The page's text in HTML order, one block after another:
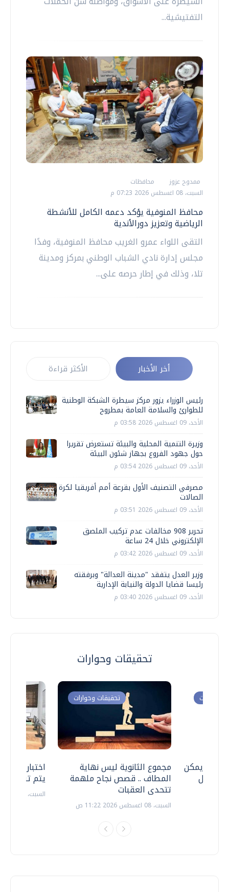
التفتيشية...
ممدوح عزوز
محافظات
السبت، 08 اغسطس 2026 07:23 م
محافظ المنوفية يؤكد دعمه الكامل للأنشطة
الرياضية وتعزيز دورالأندية
التقى اللواء عمرو الغريب محافظ المنوفية، وفدًا
مجلس إدارة نادي الشباب الوطني بمركز ومدينة
تلا، وذلك في إطار حرصه على...
أخر الأخبار الأكثر قراءة
رئيس الوزراء يزور مركز سيطرة الشبكة الوطنية
للطوارئ والسلامة العامة بمطروح
الأحد، 09 اغسطس 2026 03:58 م
وزيرة التنمية المحلية والبيئة تستعرض تقريرا
حول جهود الفروع بجهاز شئون البيئة
الأحد، 09 اغسطس 2026 03:54 م
مصرفي التصنيف الأول بقرعة أمم أفريقيا لكرة
الصالات
الأحد، 09 اغسطس 2026 03:51 م
تحرير 908 مخالفات عدم تركيب الملصق
الإلكتروني خلال 24 ساعة
الأحد، 09 اغسطس 2026 03:42 م
وزير العدل يتفقد "مدينة العدالة" وبرفقته
رئيسا قضايا الدولة والنيابة الإدارية
الأحد، 09 اغسطس 2026 03:40 م
تحقيقات وحوارات
اختبارات
يتم
السبت، 18 يوليو 2026 09:22 ص
تحقيقات وحوارات
مجموع الثانوية ليس نهاية
المطاف .. قصص نجاح ملهمة
تتحدى العقبات
السبت، 08 اغسطس 2026 11:22 ص
وحوارات
.. هل يمكن
نتعامل